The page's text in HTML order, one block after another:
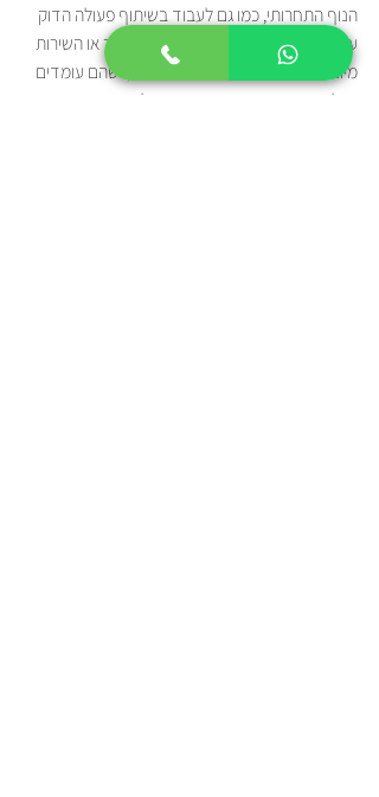
הנוף התחרותי, כמו גם לעבוד בשיתוף פעולה הדוק
עם ספקים ויצרנים כדי להבטיח שהמוצר או השירות
מיוצרים בסטנדרטים הגבוהים ביותר, ושהם עומדים
בכל בטיחות ובטיחות. דרישות רגולטוריות. ההשקה